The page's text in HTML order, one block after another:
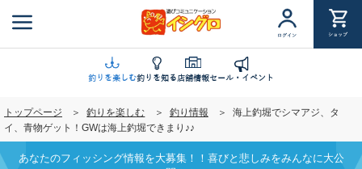
ン
ツ
ログイン ショップ
釣りを楽しむ釣りを知る店舗情報セール・イベント
トップページ 釣りを楽しむ 釣り情報
海上釣堀でシマアジ、タ
イ、青物ゲット！GWは海上釣堀できまり♪♪
あなたのフィッシング情報を大募集！！喜びと悲しみをみんなに大公